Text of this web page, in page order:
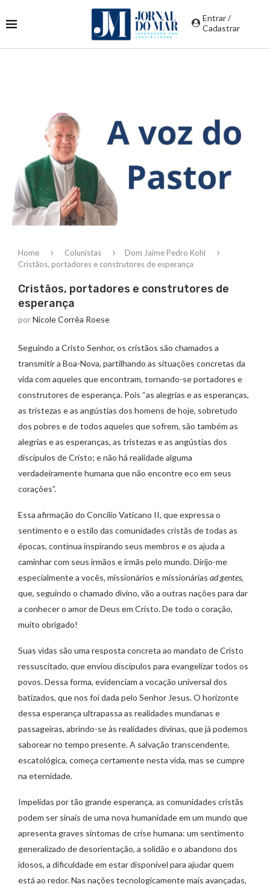
Entrar /
Cadastrar
Home Colunistas
Dom Jaime Pedro Kohl
Cristãos, portadores e construtores de esperança
Cristãos, portadores e construtores de
esperança
porNicole Corrêa Roese
Seguindo a Cristo Senhor, os cristãos são chamados a
transmitir a Boa-Nova, partilhando as situações concretas da
vida com aqueles que encontram, tornando-se portadores e
construtores de esperança. Pois “as alegrias e as esperanças,
as tristezas e as angústias dos homens de hoje, sobretudo
dos pobres e de todos aqueles que sofrem, são também as
alegrias e as esperanças, as tristezas e as angústias dos
discípulos de Cristo; e não há realidade alguma
verdadeiramente humana que não encontre eco em seus
corações”.
Essa afirmação do Concílio Vaticano II, que expressa o
sentimento e o estilo das comunidades cristãs de todas as
épocas, continua inspirando seus membros e os ajuda a
caminhar com seus irmãos e irmãs pelo mundo. Dirijo-me
especialmente a vocês, missionários e missionárias ad gentes,
que, seguindo o chamado divino, vão a outras nações para dar
a conhecer o amor de Deus em Cristo. De todo o coração,
muito obrigado!
Suas vidas são uma resposta concreta ao mandato de Cristo
ressuscitado, que enviou discípulos para evangelizar todos os
povos. Dessa forma, evidenciam a vocação universal dos
batizados, que nos foi dada pelo Senhor Jesus. O horizonte
dessa esperança ultrapassa as realidades mundanas e
passageiras, abrindo-se às realidades divinas, que já podemos
saborear no tempo presente. A salvação transcendente,
escatológica, começa certamente nesta vida, mas se cumpre
na eternidade.
Impelidas por tão grande esperança, as comunidades cristãs
podem ser sinais de uma nova humanidade em um mundo que
apresenta graves sintomas de crise humana: um sentimento
generalizado de desorientação, a solidão e o abandono dos
idosos, a dificuldade em estar disponível para ajudar quem
está ao redor. Nas nações tecnologicamente mais avançadas,